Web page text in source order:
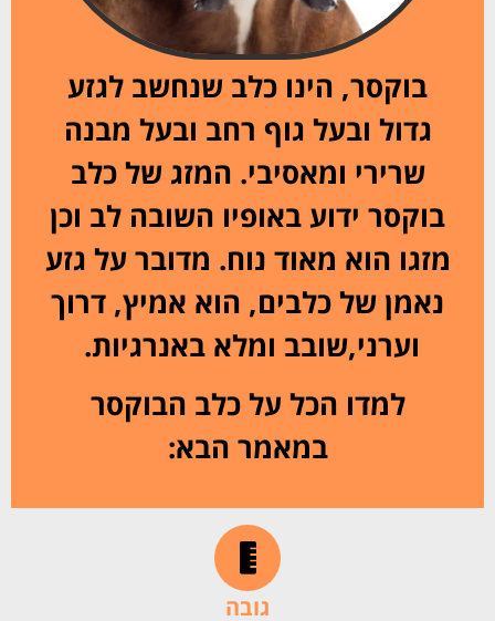
בוקסר, הינו כלב שנחשב לגזע
גדול ובעל גוף רחב ובעל מבנה
שרירי ומאסיבי. המזג של כלב
בוקסר ידוע באופיו השובה לב וכן
מזגו הוא מאוד נוח. מדובר על גזע
נאמן של כלבים, הוא אמיץ, דרוך
וערני,שובב ומלא באנרגיות.
למדו הכל על כלב הבוקסר
במאמר הבא:
גובה